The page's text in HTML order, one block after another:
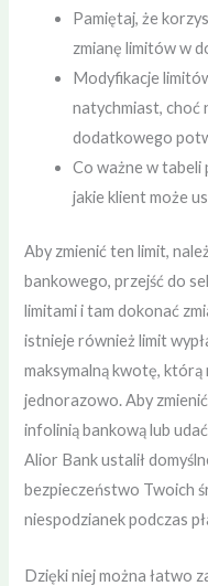
Pamiętaj, że
zmianę limitów w
Modyfikacje
natychmiast, choć
dodatkowego
Co ważne w tabeli
jakie klient może
Aby zmienić ten limit,
bankowego, przejść do
limitami i tam dokonać
istnieje również limit
maksymalną kwotę, którą
jednorazowo. Aby
infolinią bankową lub
Alior Bank ustalił
bezpieczeństwo Twoich
niespodzianek podczas
Dzięki niej można łatwo